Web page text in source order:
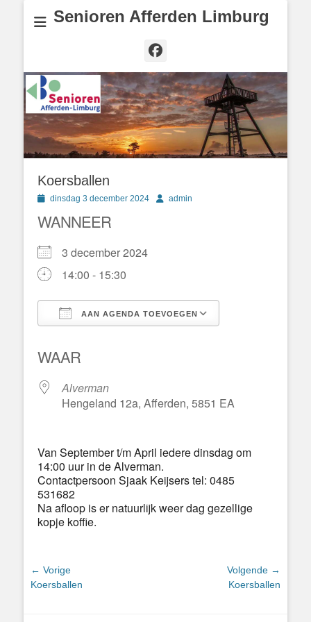
Senioren Afferden Limburg
Facebook
Koersballen
Geplaatst
dinsdag 3 december 2024 Authoradmin
WANNEER
3 december 2024
14:00 - 15:30
AAN AGENDA TOEVOEGEN
WAAR
Alverman
Hengeland 12a, Afferden, 5851 EA
Van September t/m April iedere dinsdag om
14:00 uur in de Alverman.
Contactpersoon Sjaak Keijsers tel: 0485
531682
Na afloop is er natuurlijk weer dag gezellige
kopje koffie.
Bericht
navigatie
← Vorige
Vorig
Koersballen
Volgende →
Koersballen